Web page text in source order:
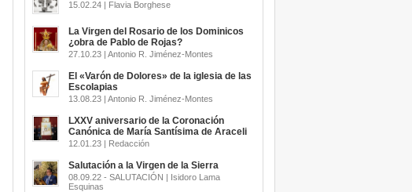
15.02.24 | Flavia Borghese
La Virgen del Rosario de los Dominicos
¿obra de Pablo de Rojas?
27.10.23 | Antonio R. Jiménez-Montes
El «Varón de Dolores» de la iglesia de las
Escolapias
13.08.23 | Antonio R. Jiménez-Montes
LXXV aniversario de la Coronación
Canónica de María Santísima de Araceli
12.01.23 | Redacción
Salutación a la Virgen de la Sierra
08.09.22 - SALUTACIÓN | Isidoro Lama
Esquinas